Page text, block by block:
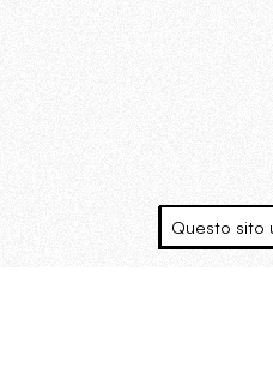
Questo sito